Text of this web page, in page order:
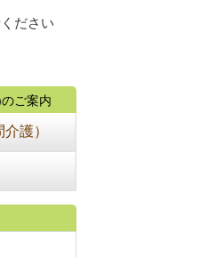
ださい
ご案内
護）